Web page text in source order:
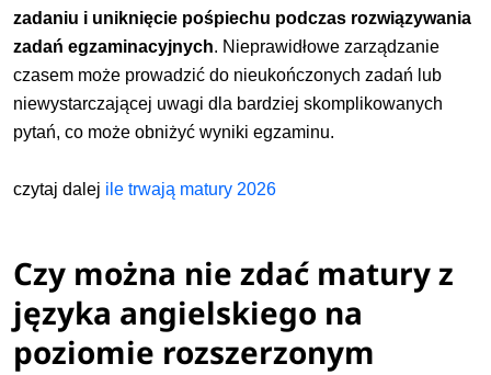
zadaniu i uniknięcie pośpiechu podczas rozwiązywania
zadań egzaminacyjnych. Nieprawidłowe zarządzanie
czasem może prowadzić do nieukończonych zadań lub
niewystarczającej uwagi dla bardziej skomplikowanych
pytań, co może obniżyć wyniki egzaminu.
czytaj dalej ile trwają matury 2026
Czy można nie zdać matury z
języka angielskiego na
poziomie rozszerzonym